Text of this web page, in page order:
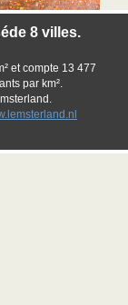
8 villes.
et compte 13 477
par km².